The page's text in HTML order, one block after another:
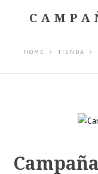
HOME TIENDA